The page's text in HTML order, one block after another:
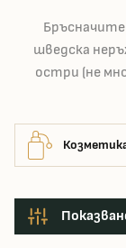
шведска
остри (не